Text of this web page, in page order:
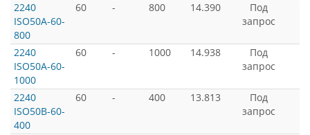
2240
ISO50A-60-
800
60 - 800 14.390
Под
запрос
2240
ISO50A-60-
1000
60 - 1000 14.938
Под
запрос
2240
ISO50B-60-
400
60 - 400 13.813
Под
запрос